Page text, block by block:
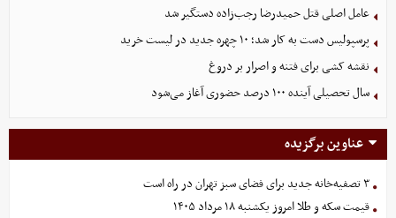
عامل اصلی قتل حمیدرضا رجب‌زاده دستگیر شد
پرسپولیس دست به کار شد؛ ۱۰ چهره جدید در لیست خرید
نقشه کشی برای فتنه و اصرار بر دروغ
سال تحصیلی آینده ۱۰۰ درصد حضوری آغاز می‌شود
عناوین برگزیده
۳ تصفیه‌خانه جدید برای فضای سبز تهران در راه است
قیمت سکه و طلا امروز یکشنبه ۱۸ مرداد ۱۴۰۵